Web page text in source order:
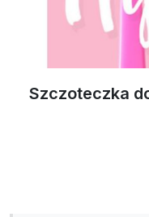
Szczoteczka